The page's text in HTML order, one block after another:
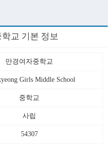
교 기본 정보
만경여자중학교
Girls Middle School
중학교
사립
54307